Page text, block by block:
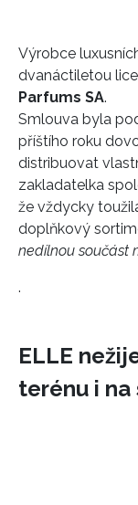
Výrobce
dvanáctiletou
Parfums SA.
Smlouva byla
příštího roku
distribuovat
zakladatelka
že vždycky
doplňkový
nedílnou součást
.
ELLE
terénu i